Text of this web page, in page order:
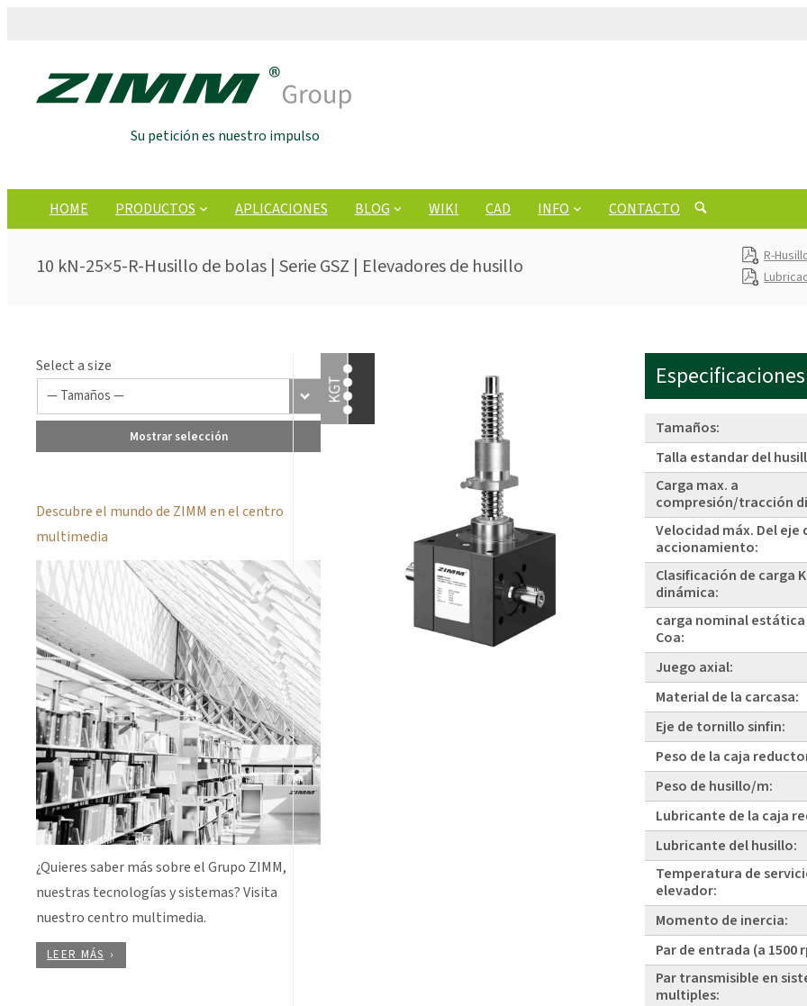
Su petición es nuestro impulso
HOME PRODUCTOS APLICACIONES BLOG WIKI CAD INFO CONTACTO
10 kN-25×5-R-Husillo de bolas | Serie GSZ | Elevadores de husillo
R-
Select a size
Mostrar selección
Descubre el mundo de ZIMM en el centro
multimedia
¿Quieres saber más sobre el Grupo ZIMM,
nuestras tecnologías y sistemas? Visita
nuestro centro multimedia.
LEER MÁS
Tamaños:
Talla estandar del
Carga max. a
compresión/tracción
Velocidad máx. Del eje
accionamiento:
Clasificación de carga
dinámica:
carga nominal estática
Coa:
Juego axial:
Material de la carcasa:
Eje de tornillo sinfin:
Peso de la caja
Peso de husillo/m:
Lubricante de la caja
Lubricante del husillo:
Temperatura de
elevador:
Momento de inercia:
Par de entrada (a 1500
Par transmisible en
multiples: